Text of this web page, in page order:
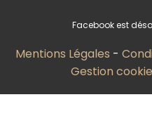
Facebook est
Mentions Légales
Gestion